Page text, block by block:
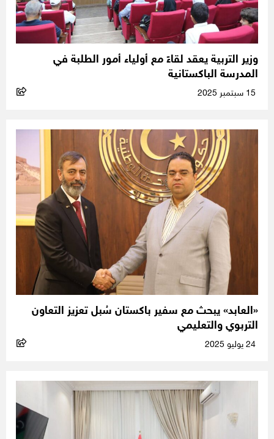
وزير التربية يعقد لقاءً مع أولياء أمور الطلبة في
المدرسة الباكستانية
«العابد» يبحث مع سفير باكستان سُبل تعزيز التعاون
التربوي والتعليمي